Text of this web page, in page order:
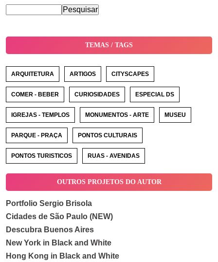
TEMAS / TAGS
ARQUITETURA ARTIGOS CITYSCAPES
COMER - BEBER CURIOSIDADES ESPECIAL DS
IGREJAS - TEMPLOS MONUMENTOS - ARTE MUSEU
PARQUE - PRAÇA PONTOS CULTURAIS
PONTOS TURISTICOS RUAS - AVENIDAS
OUTROS PROJETOS DO AUTOR
Portfolio Sergio Brisola
Cidades de São Paulo (NEW)
Descubra Buenos Aires
New York in Black and White
Hong Kong in Black and White